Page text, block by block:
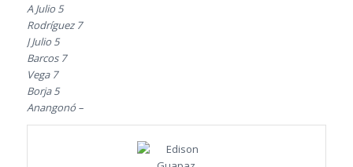
A Julio 5
Rodríguez 7
J Julio 5
Barcos 7
Vega 7
Borja 5
Anangonó –